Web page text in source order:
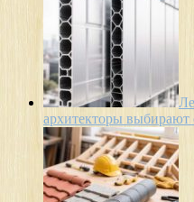
архитекторы